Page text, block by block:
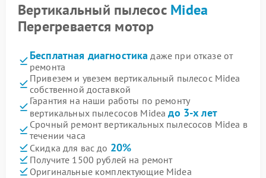
Вертикальный пылесос Midea
Перегревается мотор
Бесплатная диагностика даже при отказе от
ремонта
Привезем и увезем вертикальный пылесос Midea
собственной доставкой
Гарантия на наши работы по ремонту
вертикальных пылесосов Mideaдо 3-х лет
Срочный ремонт вертикальных пылесосов Midea в
течении часа
Скидка для вас до 20%
Получите 1500 рублей на ремонт
Оригинальные комплектующие Midea